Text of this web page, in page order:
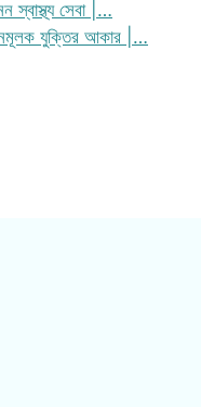
স্বাস্থ্য সেবা |…
যুক্তির আকার |…